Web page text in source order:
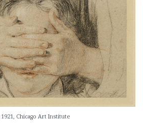
1921, Chicago Art Institute